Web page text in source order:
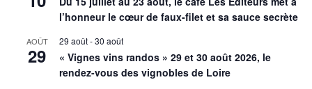
l’honneur le cœur de faux-filet et sa sauce secrète
AOÛT
29
29 août-30 août
« Vignes vins randos » 29 et 30 août 2026, le
rendez-vous des vignobles de Loire